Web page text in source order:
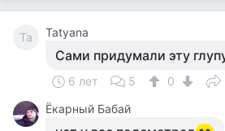
Ta Tatyana
Сами придумали эту
6 лет 5
0
Ёкарный Бабай